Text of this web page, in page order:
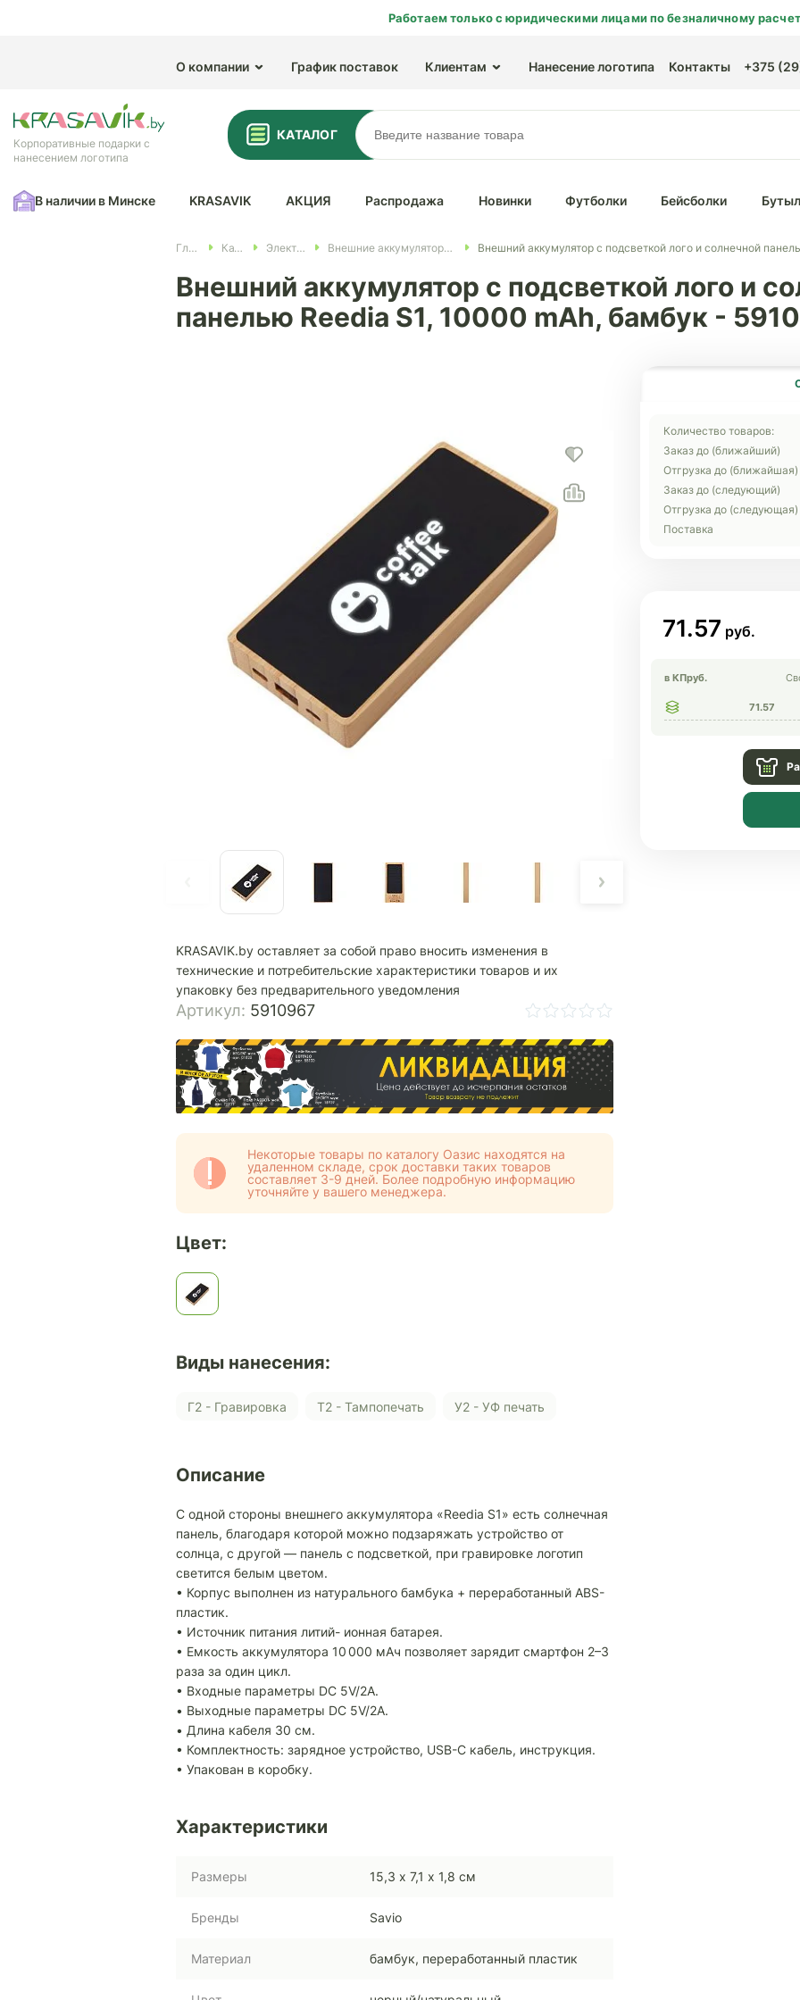
Работаем только с юридическими лицами по безналичному
О компании График поставок Клиентам Нанесение логотипа Контакты +375
Корпоративные подарки с
нанесением логотипа
КАТАЛОГ
В наличии в Минске KRASAVIK АКЦИЯ Распродажа Новинки Футболки Бейсболки
Главная Каталог Электроника Внешние аккумуляторы с логотипом Внешний аккумулятор с подсветкой лого и солнечной
Внешний аккумулятор с подсветкой лого и
панелью Reedia S1, 10000 mAh, бамбук -
KRASAVIK.by оставляет за собой право вносить изменения в
технические и потребительские характеристики товаров и их
упаковку без предварительного уведомления
Артикул: 5910967
Некоторые товары по каталогу Оазис находятся на
удаленном складе, срок доставки таких товаров
составляет 3-9 дней. Более подробную информацию
уточняйте у вашего менеджера.
Цвет:
Виды нанесения:
Г2 - Гравировка Т2 - Тампопечать У2 - УФ печать
Описание
С одной стороны внешнего аккумулятора «Reedia S1» есть солнечная
панель, благодаря которой можно подзаряжать устройство от
солнца, с другой — панель с подсветкой, при гравировке логотип
светится белым цветом.
• Корпус выполнен из натурального бамбука + переработанный ABS-
пластик.
• Источник питания литий- ионная батарея.
• Емкость аккумулятора 10 000 мАч позволяет зарядит смартфон 2–3
раза за один цикл.
• Входные параметры DC 5V/2A.
• Выходные параметры DC 5V/2A.
• Длина кабеля 30 см.
• Комплектность: зарядное устройство, USB-C кабель, инструкция.
• Упакован в коробку.
Характеристики
Размеры 15,3 х 7,1 х 1,8 см
Бренды Savio
Материал бамбук, переработанный пластик
Количество товаров:
Заказ до (ближайший)
Отгрузка до (ближайшая)
Заказ до (следующий)
Отгрузка до (следующая)
Поставка
71.57
в КПруб.
71.57